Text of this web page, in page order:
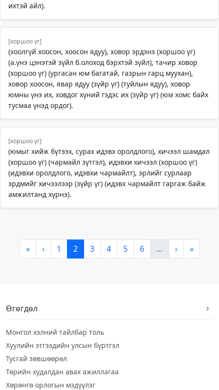
ихтэй айл).
[хоршоо үг]
(хоолгүй хоосон, хоосон ядуу), ховор эрдэнэ (хоршоо үг)
(а.үнэ цэнэтэй зүйл б.олоход бэрхтэй зүйл), тачир ховор
(хоршоо үг) (ургасан юм багатай, газрын гарц муухан),
ховор хоосон, явар ядуу (зүйр үг) (туйлын ядуу), ховор
юмны үнэ их, ховдог хүний гэдэс их (зүйр үг) (юм хомс байх
тусмаа үнэд ордог).
[хоршоо үг]
(юмыг хийж бүтээх, сурах идэвх оролдлого), хичээл шамдал
(хоршоо үг) (чармайл зүтгэл), идэвхи хичээл (хоршоо үг)
(идэвхи оролдлого, идэвхи чармайлт), эрлийг сурлаар
эрдмийг хичээлээр (зүйр үг) (идэвх чармайлт гаргаж байж
амжилтанд хүрнэ).
« ‹ 1 2 3 4 5 6 … › »
Өгөгдөл
Монгол хэлний тайлбар толь
Хуулийн этгээдийн улсын бүртгэл
Тусгай зөвшөөрөл
Төрийн худалдан авах ажиллагаа
Хөрөнгө орлогын мэдүүлэг